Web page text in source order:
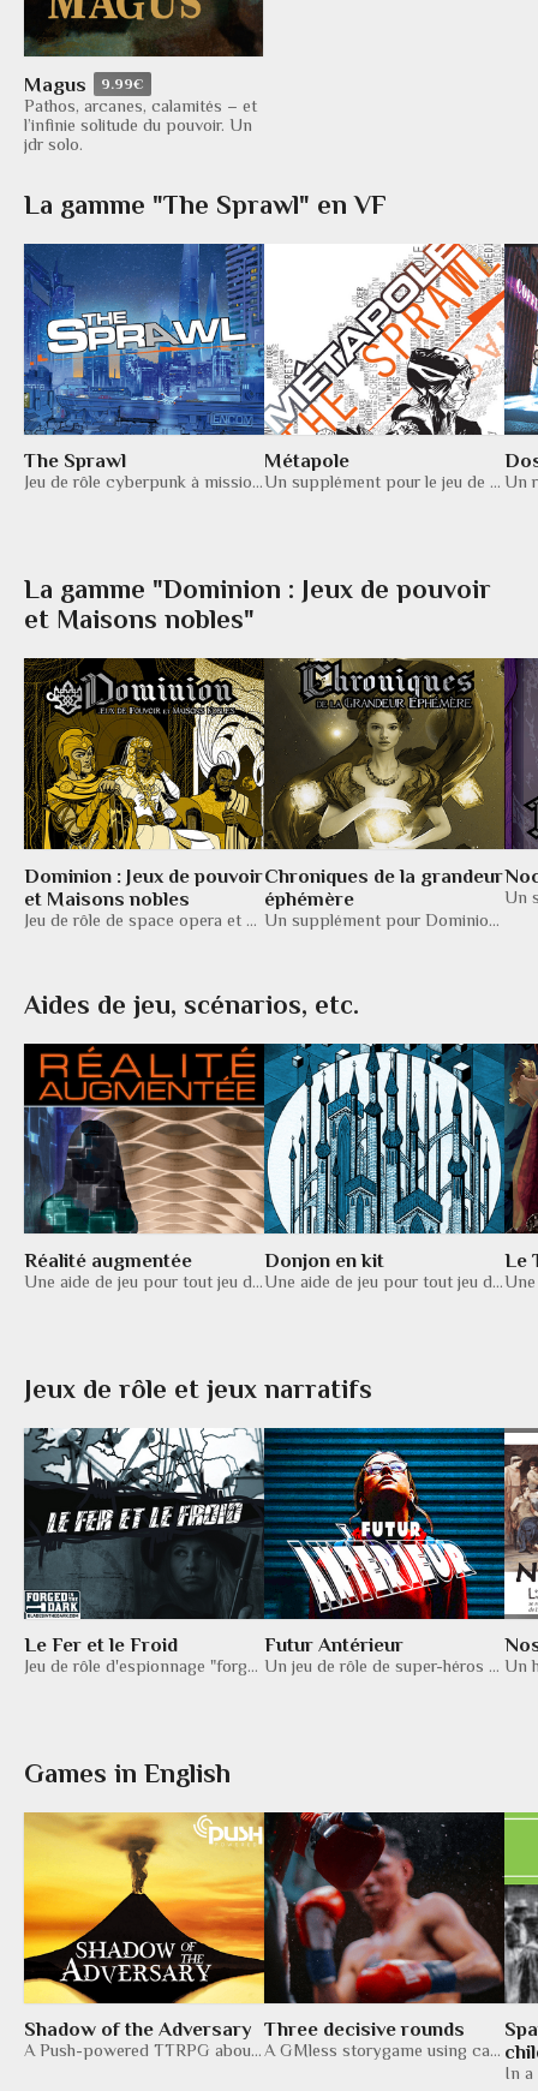
Magus 9.99€
Pathos, arcanes, calamités – et
l’infinie solitude du pouvoir. Un
jdr solo.
La gamme "The Sprawl" en VF
The Sprawl
Jeu de rôle cyberpunk à missions pour lutter contre les megacorporations
Métapole
Un supplément pour le jeu de rôle The Sprawl. Une véritable bible cyberpunk de 400 pages!
La gamme "Dominion : Jeux de pouvoir
et Maisons nobles"
Dominion : Jeux de pouvoir
et Maisons nobles
Jeu de rôle de space opera et d’intrigue politique
Chroniques de la grandeur
éphémère
Un supplément pour Dominion : Jeux de pouvoir et Maisons nobles
Aides de jeu, scénarios, etc.
Réalité augmentée
Une aide de jeu pour tout jeu de rôle cyberpunk avec plein de listes aléatoires.
Donjon en kit
Une aide de jeu pour tout jeu de rôle médiéval-fantastique avec plein de listes aléatoires.
Le
Jeux de rôle et jeux narratifs
Le Fer et le Froid
Jeu de rôle d'espionnage "forgé dans les ténèbres"
Futur Antérieur
Un jeu de rôle de super-héros voyageant dans le temps, pour 2 joueurs.
Games in English
Shadow of the Adversary
A Push-powered TTRPG about members of the resistance fighting against an Evil Lord
Three decisive rounds
A GMless storygame using cards for 2 players.